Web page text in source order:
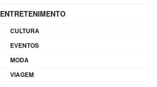
ENTRETENIMENTO
CULTURA
EVENTOS
MODA
VIAGEM